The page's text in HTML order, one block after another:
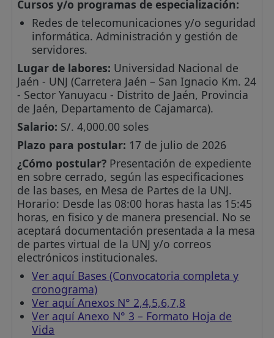
Cursos y/o programas de especialización:
Redes de telecomunicaciones y/o seguridad
informática. Administración y gestión de
servidores.
Lugar de labores: Universidad Nacional de
Jaén - UNJ (Carretera Jaén – San Ignacio Km. 24
- Sector Yanuyacu - Distrito de Jaén, Provincia
de Jaén, Departamento de Cajamarca).
Salario: S/. 4,000.00 soles
Plazo para postular: 17 de julio de 2026
¿Cómo postular? Presentación de expediente
en sobre cerrado, según las especificaciones
de las bases, en Mesa de Partes de la UNJ.
Horario: Desde las 08:00 horas hasta las 15:45
horas, en fisico y de manera presencial. No se
aceptará documentación presentada a la mesa
de partes virtual de la UNJ y/o correos
electrónicos institucionales.
Ver aquí Bases (Convocatoria completa y
cronograma)
Ver aquí Anexos N° 2,4,5,6,7,8
Ver aquí Anexo N° 3 – Formato Hoja de
Vida